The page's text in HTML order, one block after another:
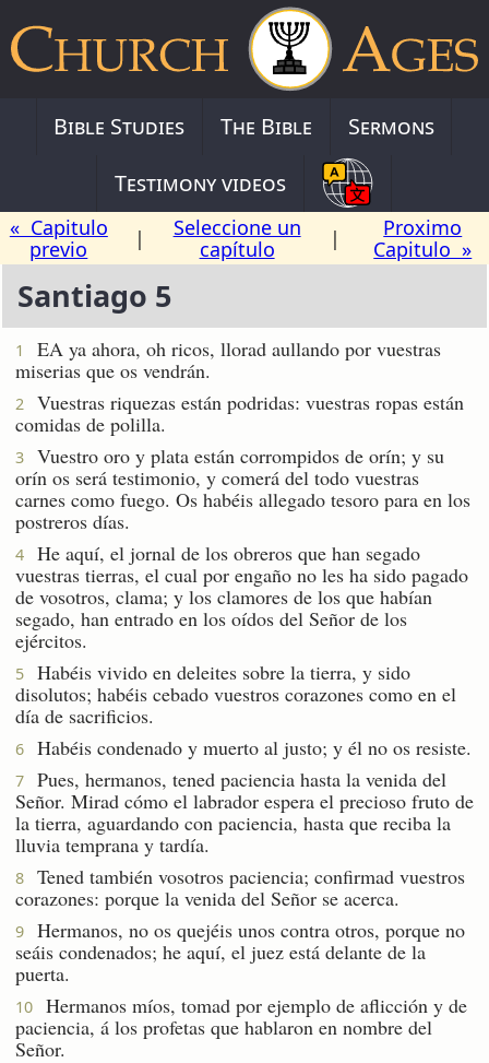
Bible Studies The Bible
Sermons
Testimony videos
« Capitulo
previo
|
Seleccione un
capítulo
|
Proximo
Capitulo »
Santiago 5
1
EA ya ahora, oh ricos, llorad aullando por vuestras
miserias que os vendrán.
2
Vuestras riquezas están podridas: vuestras ropas están
comidas de polilla.
3
Vuestro oro y plata están corrompidos de orín; y su
orín os será testimonio, y comerá del todo vuestras
carnes como fuego. Os habéis allegado tesoro para en los
postreros días.
4
He aquí, el jornal de los obreros que han segado
vuestras tierras, el cual por engaño no les ha sido pagado
de vosotros, clama; y los clamores de los que habían
segado, han entrado en los oídos del Señor de los
ejércitos.
5
Habéis vivido en deleites sobre la tierra, y sido
disolutos; habéis cebado vuestros corazones como en el
día de sacrificios.
6 Habéis condenado y muerto al justo; y él no os resiste.
7
Pues, hermanos, tened paciencia hasta la venida del
Señor. Mirad cómo el labrador espera el precioso fruto de
la tierra, aguardando con paciencia, hasta que reciba la
lluvia temprana y tardía.
8
Tened también vosotros paciencia; confirmad vuestros
corazones: porque la venida del Señor se acerca.
9
Hermanos, no os quejéis unos contra otros, porque no
seáis condenados; he aquí, el juez está delante de la
puerta.
10
Hermanos míos, tomad por ejemplo de aflicción y de
paciencia, á los profetas que hablaron en nombre del
Señor.